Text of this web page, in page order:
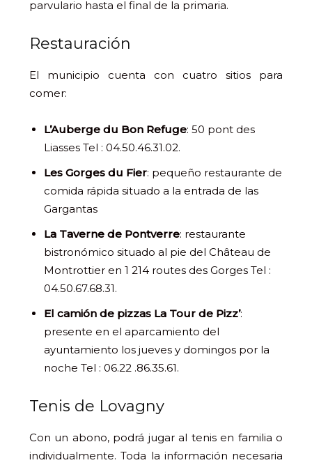
parvulario hasta el final de la primaria.
Restauración
El municipio cuenta con cuatro sitios para
comer:
L’Auberge du Bon Refuge: 50 pont des
Liasses Tel : 04.50.46.31.02.
Les Gorges du Fier: pequeño restaurante de
comida rápida situado a la entrada de las
Gargantas
La Taverne de Pontverre: restaurante
bistronómico situado al pie del Château de
Montrottier en 1 214 routes des Gorges Tel :
04.50.67.68.31.
El camión de pizzas La Tour de Pizz’:
presente en el aparcamiento del
ayuntamiento los jueves y domingos por la
noche Tel : 06.22 .86.35.61.
Tenis de Lovagny
Con un abono, podrá jugar al tenis en familia o
individualmente. Toda la información necesaria